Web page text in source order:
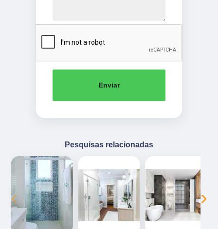
Enviar
Pesquisas relacionadas
‹ ›